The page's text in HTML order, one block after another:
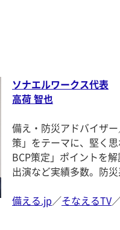
ソナエルワークス代表
高荷 智也
備え・防災アドバイザ
策」をテーマに、堅く
BCP策定」ポイントを
出演など実績多数。防
備える.jp／そなえるTV